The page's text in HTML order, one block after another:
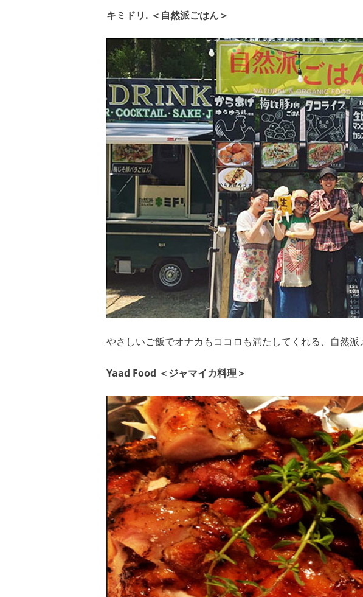
キミドリ. ＜自然派ごはん＞
やさしいご飯でオナカもココロも満たしてくれる、自然派
Yaad Food ＜ジャマイカ料理＞